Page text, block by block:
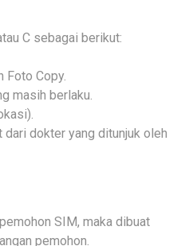
C sebagai berikut:
Foto Copy.
masih berlaku.
dari dokter yang ditunjuk oleh
SIM, maka dibuat
pemohon.